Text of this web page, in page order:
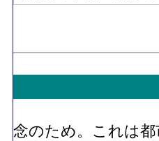
念のため。これは